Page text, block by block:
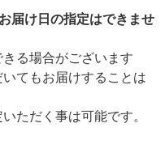
届け日の指定はできませ
る場合がございます
てもお届けすることは
ただく事は可能です。